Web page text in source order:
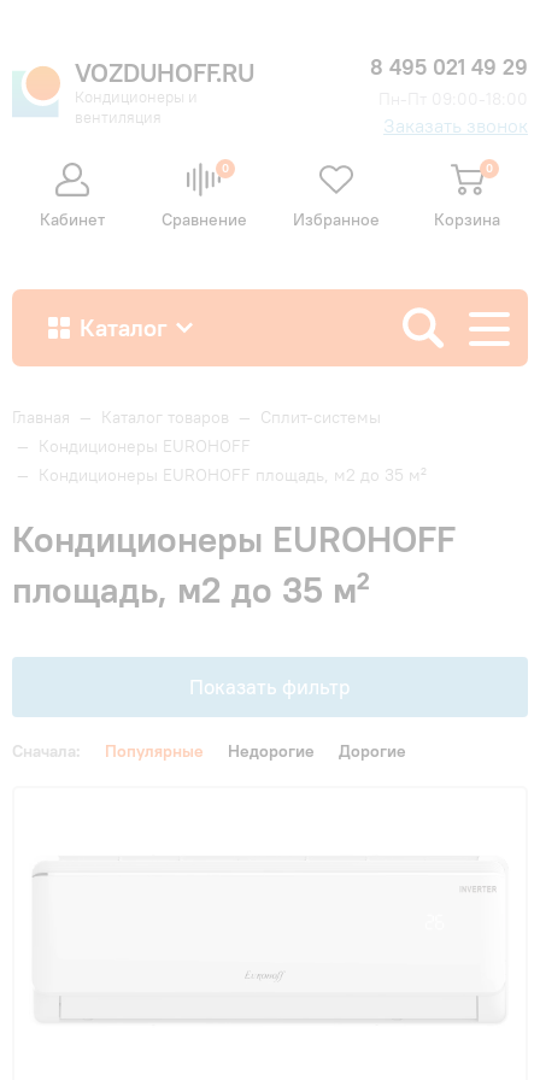
VOZDUHOFF.RU
Кондиционеры и
вентиляция
8 495 021 49 29
Заказать звонок
Кабинет
0
Сравнение Избранное
0
Корзина
Каталог
Как купить
Доставка и оплата
Гарантия и сервис
Контакты
Главная — Каталог товаров — Сплит-системы
— Кондиционеры EUROHOFF
— Кондиционеры EUROHOFF площадь, м2 до 35 м²
Кондиционеры EUROHOFF
площадь, м2 до 35 м²
Показать фильтр
Площадь, м2
Сначала: Популярные Недорогие Дорогие